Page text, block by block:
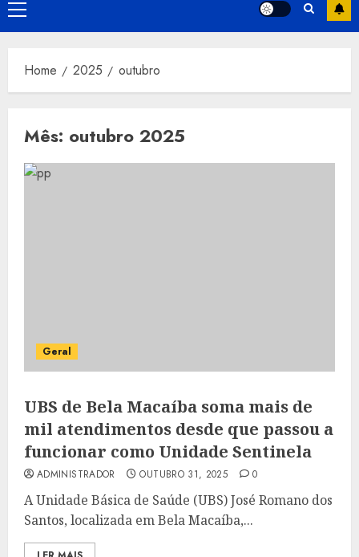
Primary
Menu
Home 2025 outubro
Mês: outubro 2025
Geral
UBS de Bela Macaíba soma mais de
mil atendimentos desde que passou a
funcionar como Unidade Sentinela
ADMINISTRADOR OUTUBRO 31, 2025 0
A Unidade Básica de Saúde (UBS) José Romano dos
Santos, localizada em Bela Macaíba,...